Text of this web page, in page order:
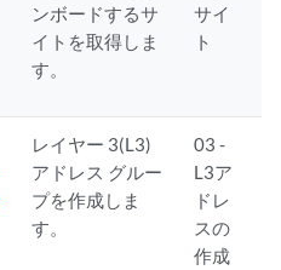
ンボードするサ
イトを取得しま
す。
サイ
ト
レイヤー 3(L3)
アドレス グルー
プを作成しま
す。
03 -
L3ア
ドレ
スの
作成